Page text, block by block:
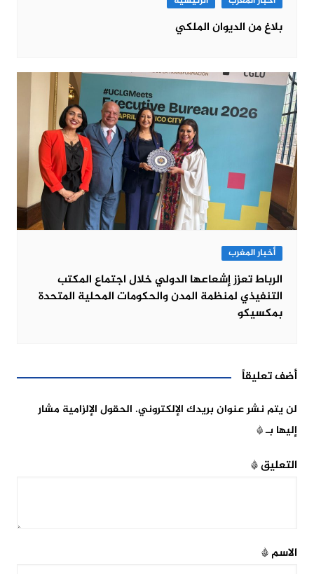
بلاغ من الديوان الملكي
أخبار المغرب
الرباط تعزز إشعاعها الدولي خلال اجتماع المكتب
التنفيذي لمنظمة المدن والحكومات المحلية المتحدة
بمكسيكو
أضف تعليقاً
لن يتم نشر عنوان بريدك الإلكتروني. الحقول الإلزامية مشار
إليها بـ*
التعليق*
الاسم*